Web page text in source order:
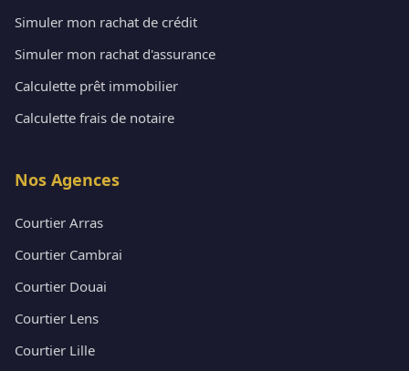
Simuler mon rachat de crédit
Simuler mon rachat d'assurance
Calculette prêt immobilier
Calculette frais de notaire
Nos Agences
Courtier Arras
Courtier Cambrai
Courtier Douai
Courtier Lens
Courtier Lille